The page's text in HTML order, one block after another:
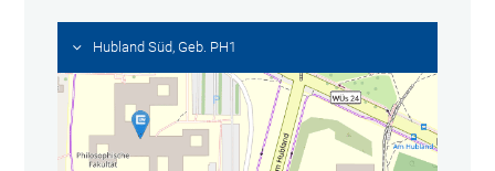
Hubland Süd, Geb. PH1